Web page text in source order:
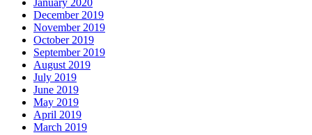
January 2020
December 2019
November 2019
October 2019
September 2019
August 2019
July 2019
June 2019
May 2019
April 2019
March 2019